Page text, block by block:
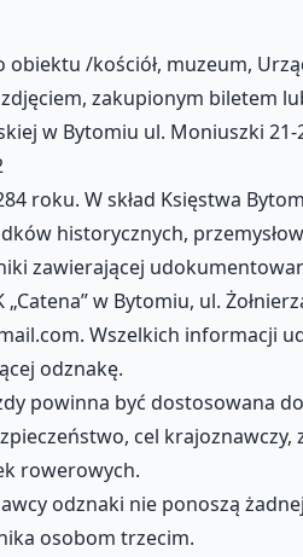
/kościół, muzeum,
zakupionym biletem
w Bytomiu ul. Moniuszki 21-
roku. W skład Księstwa
historycznych,
zawierającej
w Bytomiu, ul.
Wszelkich informacji
odznakę.
powinna być dostosowana
cel
rowerowych.
odznaki nie ponoszą
osobom trzecim.